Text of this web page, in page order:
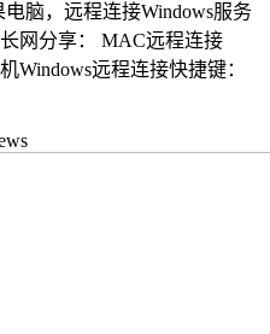
脑，远程连接Windows服务
网分享： MAC远程连接
Windows远程连接快捷键：